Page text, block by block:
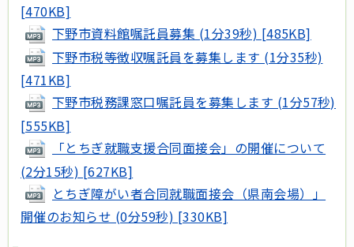
[470KB]
下野市資料館嘱託員募集 (1分39秒) [485KB]
下野市税等徴収嘱託員を募集します (1分35秒)
[471KB]
下野市税務課窓口嘱託員を募集します (1分57秒)
[555KB]
「とちぎ就職支援合同面接会」の開催について
(2分15秒) [627KB]
とちぎ障がい者合同就職面接会（県南会場）」
開催のお知らせ (0分59秒) [330KB]